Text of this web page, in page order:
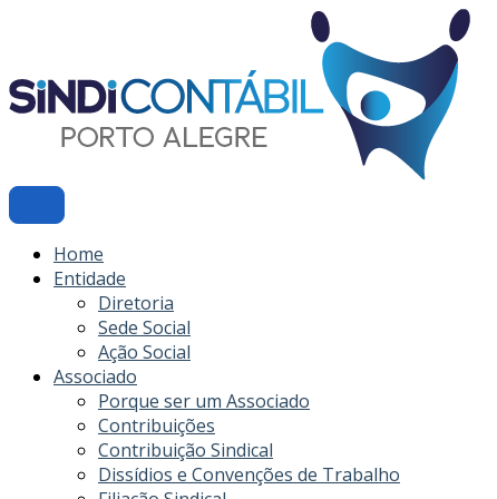
conteúdo
Home
Entidade
Diretoria
Sede Social
Ação Social
Associado
Porque ser um Associado
Contribuições
Contribuição Sindical
Dissídios e Convenções de Trabalho